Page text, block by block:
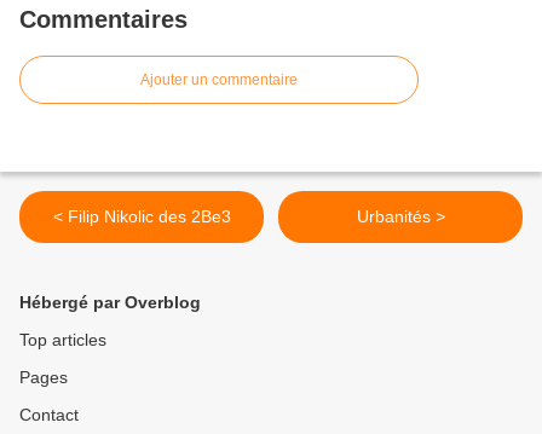
Commentaires
Ajouter un commentaire
< Filip Nikolic des 2Be3 Urbanités >
Hébergé par Overblog
Top articles
Pages
Contact